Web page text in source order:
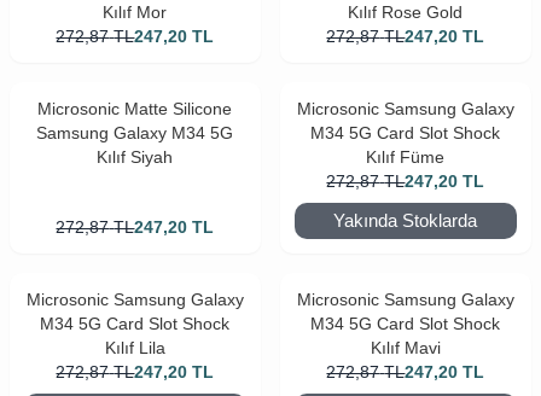
Kılıf Mor
272,87 TL247,20 TL
Kılıf Rose Gold
272,87 TL247,20 TL
Microsonic Matte Silicone
Samsung Galaxy M34 5G
Kılıf Siyah
272,87 TL247,20 TL
Microsonic Samsung Galaxy
M34 5G Card Slot Shock
Kılıf Füme
272,87 TL247,20 TL
Yakında Stoklarda
Microsonic Samsung Galaxy
M34 5G Card Slot Shock
Kılıf Lila
272,87 TL247,20 TL
Microsonic Samsung Galaxy
M34 5G Card Slot Shock
Kılıf Mavi
272,87 TL247,20 TL